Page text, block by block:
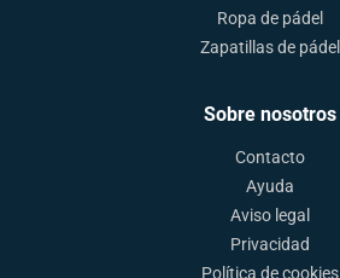
Ropa de pádel
Zapatillas de pádel
Sobre nosotros
Contacto
Ayuda
Aviso legal
Privacidad
Política de cookies